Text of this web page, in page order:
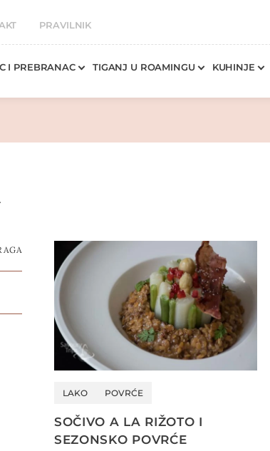
PRAVILNIK
I PREBRANAC TIGANJ U ROAMINGU KUHINJE
LAKO POVRĆE
SOČIVO A LA RIŽOTO I
SEZONSKO POVRĆE